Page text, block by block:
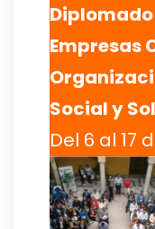
Empresas
Social y
Del 6 al 17